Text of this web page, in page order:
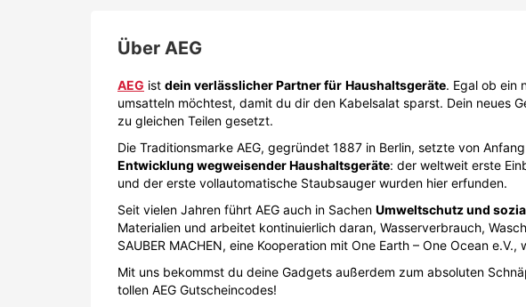
Über AEG
AEG ist dein verlässlicher Partner für Haushaltsgeräte. Egal ob ein
umsatteln möchtest, damit du dir den Kabelsalat sparst. Dein neues
zu gleichen Teilen gesetzt.
Die Traditionsmarke AEG, gegründet 1887 in Berlin, setzte von
Entwicklung wegweisender Haushaltsgeräte: der weltweit erste
und der erste vollautomatische Staubsauger wurden hier erfunden.
Seit vielen Jahren führt AEG auch in Sachen Umweltschutz und
Materialien und arbeitet kontinuierlich daran, Wasserverbrauch,
SAUBER MACHEN, eine Kooperation mit One Earth – One Ocean
Mit uns bekommst du deine Gadgets außerdem zum absoluten
tollen AEG Gutscheincodes!